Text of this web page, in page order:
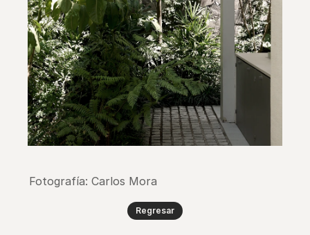
Fotografía: Carlos Mora
Regresar